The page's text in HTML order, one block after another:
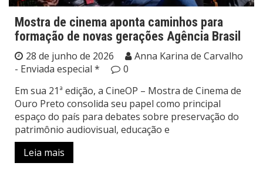
Mostra de cinema aponta caminhos para
formação de novas gerações Agência Brasil
28 de junho de 2026
Anna Karina de Carvalho
- Enviada especial *
0
Em sua 21ª edição, a CineOP – Mostra de Cinema de
Ouro Preto consolida seu papel como principal
espaço do país para debates sobre preservação do
patrimônio audiovisual, educação e
Leia mais